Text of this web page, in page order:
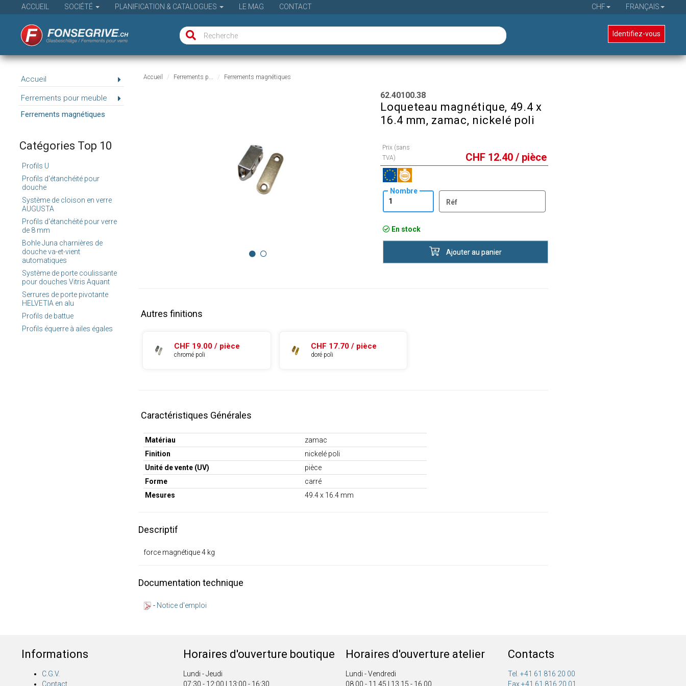
ACCUEIL SOCIÉTÉ PLANIFICATION & CATALOGUES LE MAG CONTACT CHF FRANÇAIS
Identifiez-vous
Accueil
Ferrements pour meuble
Ferrements magnétiques
Catégories Top 10
Profils U
Profils d'étanchéité pour
douche
Système de cloison en verre
AUGUSTA
Profils d'étanchéité pour verre
de 8 mm
Bohle Juna charnières de
douche va-et-vient
automatiques
Système de porte coulissante
pour douches Vitris Aquant
Serrures de porte pivotante
HELVETIA en alu
Profils de battue
Profils équerre à ailes égales
Accueil Ferrements p... Ferrements magnétiques
62.40100.38
Loqueteau magnétique, 49.4 x
16.4 mm, zamac, nickelé poli
Prix (sans
TVA)
CHF 12.40 / pièce
Nombre
Réf
En stock
Ajouter au panier
Autres finitions
CHF 19.00 / pièce
chromé poli
CHF 17.70 / pièce
doré poli
Caractéristiques Générales
Matériau
zamac
Finition
nickelé poli
Unité de vente (UV)
pièce
Forme
carré
Mesures
49.4 x 16.4 mm
Descriptif
force magnétique 4 kg
Documentation technique
- Notice d'emploi
Informations
C.G.V.
Contact
Horaires d'ouverture boutique
Lundi - Jeudi
07:30 - 12:00 | 13:00 - 16:30
Horaires d'ouverture atelier
Lundi - Vendredi
08.00 - 11.45 | 13.15 - 16.00
Contacts
Tel. +41 61 816 20 00
Fax +41 61 816 20 01